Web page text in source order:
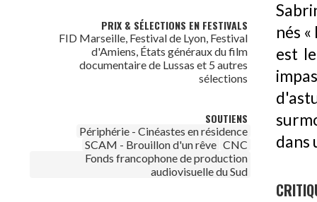
PRIX & SÉLECTIONS EN FESTIVALS
FID Marseille, Festival de Lyon, Festival
d'Amiens, États généraux du film
documentaire de Lussas et 5 autres
sélections
SOUTIENS
Périphérie - Cinéastes en résidence
SCAM - Brouillon d'un rêve CNC
Fonds francophone de production
audiovisuelle du Sud
nés
est
dans